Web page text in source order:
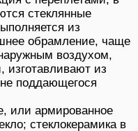
стеклянные
из
обрамление, чаще
воздухом,
из
поддающегося
или армированное
стеклокерамика в